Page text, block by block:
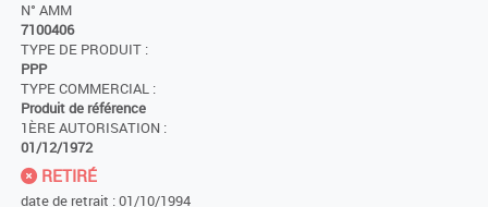
N° AMM
7100406
TYPE DE PRODUIT :
PPP
TYPE COMMERCIAL :
Produit de référence
1ÈRE AUTORISATION :
01/12/1972
RETIRÉ
date de retrait : 01/10/1994